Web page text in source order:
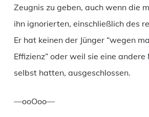
Zeugnis zu geben, auch wenn die
ihn ignorierten, einschließlich des
Er hat keinen der Jünger “wegen
Effizienz” oder weil sie eine andere
selbst hatten, ausgeschlossen.
—ooOoo—